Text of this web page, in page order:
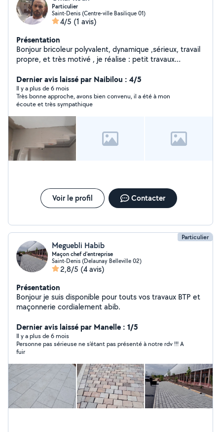
Particulier
Saint-Denis (Centre-ville Basilique 01)
4/5 (1 avis)
Présentation
Bonjour bricoleur polyvalent, dynamique ,sérieux, travail
propre, et très motivé , je réalise : petit travaux
parquet, déménagement,. merci très cordialement
Dernier avis laissé par Naibilou : 4/5
Il y a plus de 6 mois
Très bonne approche, avons bien convenu, il a été à mon
écoute et très sympathique
Voir le profil Contacter
Particulier
Meguebli Habib
Maçon chef d'entreprise
Saint-Denis (Delaunay Belleville 02)
2,8/5 (4 avis)
Présentation
Bonjour je suis disponible pour touts vos travaux BTP et
maçonnerie cordialement abib.
Dernier avis laissé par Manelle : 1/5
Il y a plus de 6 mois
Personne pas sérieuse ne s’étant pas présenté à notre rdv !!! A
fuir